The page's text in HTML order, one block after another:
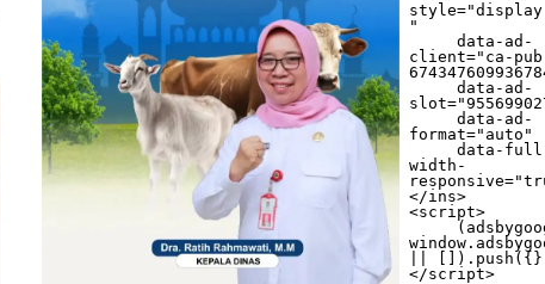
"
     data-ad-
client="ca-
     data-ad-
     data-ad-
format="auto"
     data-full-
width-
</ins>
<script>
||
</script>